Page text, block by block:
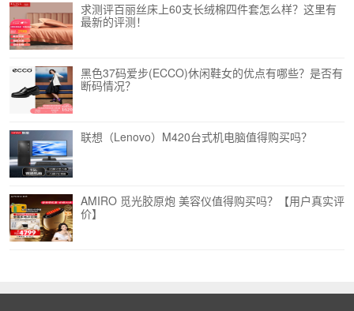
求测评百丽丝床上60支长绒棉四件套怎么样？这里有
最新的评测！
黑色37码爱步(ECCO)休闲鞋女的优点有哪些？是否有
断码情况？
联想（Lenovo）M420台式机电脑值得购买吗？
AMIRO 觅光胶原炮 美容仪值得购买吗？【用户真实评
价】